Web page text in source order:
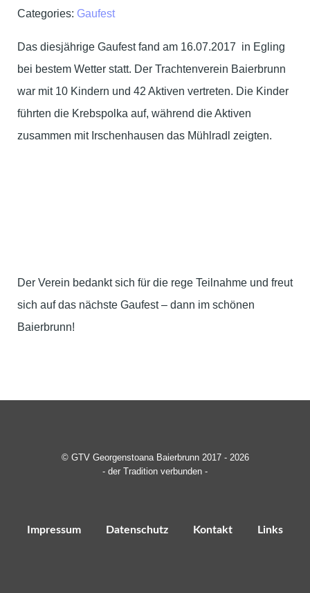
Categories: Gaufest
Das diesjährige Gaufest fand am 16.07.2017 in Egling
bei bestem Wetter statt. Der Trachtenverein Baierbrunn
war mit 10 Kindern und 42 Aktiven vertreten. Die Kinder
führten die Krebspolka auf, während die Aktiven
zusammen mit Irschenhausen das Mühlradl zeigten.
Der Verein bedankt sich für die rege Teilnahme und freut
sich auf das nächste Gaufest – dann im schönen
Baierbrunn!
© GTV Georgenstoana Baierbrunn 2017 - 2026
- der Tradition verbunden -
Impressum Datenschutz Kontakt Links